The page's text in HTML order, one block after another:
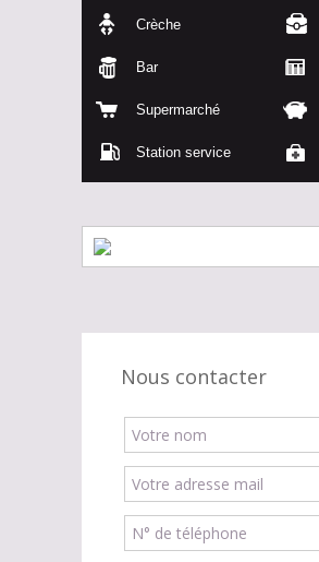
Crèche
Bar
Supermarché
Station service
Nous contacter